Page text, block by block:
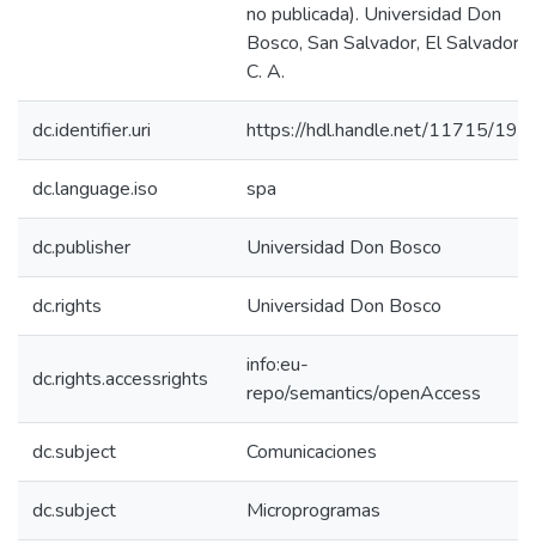
no publicada). Universidad Don
Bosco, San Salvador, El Salvador,
C. A.
dc.identifier.uri https://hdl.handle.net/11715/
dc.language.iso spa
dc.publisher Universidad Don Bosco
dc.rights Universidad Don Bosco
dc.rights.accessrights
info:eu-
repo/semantics/openAccess
dc.subject Comunicaciones
dc.subject Microprogramas